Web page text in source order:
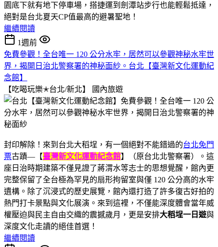
園底下就有地下停車場，搭捷運到劍潭站步行也能輕鬆抵達，
絕對是台北夏天CP值最高的避暑聖地！
繼續閱讀
1週前
免費參觀！全台唯一 120 公分水牢，居然可以參觀神秘水牢世
界，揭開日治北警察署的神秘面紗。台北【臺灣新文化運動紀
念館】
【吃喝玩樂✭台北/新北】
國內旅遊
封印解除！來到台北大稻埕，有一個絕對不能錯過的台北免門
票古蹟—【臺灣新文化運動紀念館】（原台北北警察署）。這
座日治時期建築不僅見證了蔣渭水等志士的思想覺醒，館內更
完整保留了全台極為罕見的扇形拘留室與僅 120 公分高的水牢
遺構。除了沉浸式的歷史展覽，館內還打造了許多復古好拍的
熱門打卡景點與文化展演。來到這裡，不僅能深度體會當年威
權壓迫與民主自由交織的震撼歲月，更是安排大稻埕一日遊與
深度文化走讀的絕佳首選！
繼續閱讀